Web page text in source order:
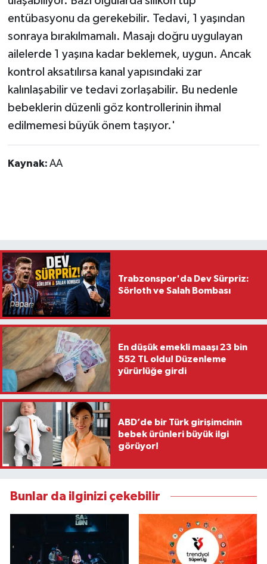
entübasyonu da gerekebilir. Tedavi, 1 yaşından
sonraya bırakılmamalı. Masajı doğru uygulayan
ailelerde 1 yaşına kadar beklemek, uygun. Ancak
kontrol aksatılırsa kanal yapısındaki zar
kalınlaşabilir ve tedavi zorlaşabilir. Bu nedenle
bebeklerin düzenli göz kontrollerinin ihmal
edilmemesi büyük önem taşıyor.'
Kaynak: AA
Trabzonspor'da Dev Sürpriz:
Sörloth ve Salah Bombası
En düşük emekli maaşı 23 bin
552 TL oldu! Düzenleme
yürürlüğe girdi
ABD’de bir Türk girişimcinin
bebek ürünleri büyük ilgi
görüyor!
Bunlar da ilginizi çekebilir